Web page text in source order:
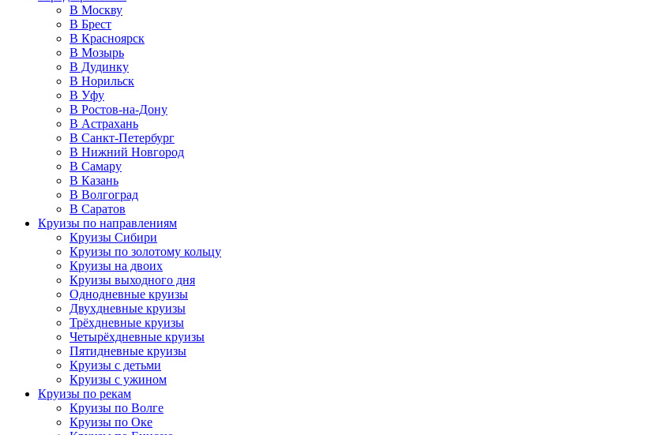
В Москву
В Брест
В Красноярск
В Мозырь
В Дудинку
В Норильск
В Уфу
В Ростов-на-Дону
В Астрахань
В Санкт-Петербург
В Нижний Новгород
В Самару
В Казань
В Волгоград
В Саратов
Круизы по направлениям
Круизы Сибири
Круизы по золотому кольцу
Круизы на двоих
Круизы выходного дня
Однодневные круизы
Двухдневные круизы
Трёхдневные круизы
Четырёхдневные круизы
Пятидневные круизы
Круизы с детьми
Круизы с ужином
Круизы по рекам
Круизы по Волге
Круизы по Оке